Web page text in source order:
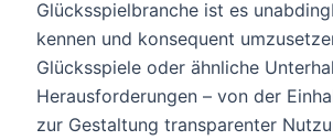
Glücksspielbranche ist es
kennen und konsequent
Glücksspiele oder ähnliche
Herausforderungen – von der
zur Gestaltung transparenter